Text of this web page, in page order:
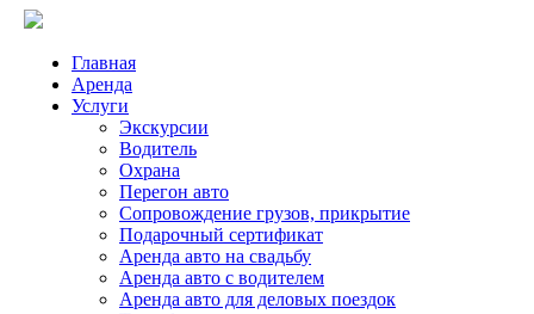
Главная
Аренда
Услуги
Экскурсии
Водитель
Охрана
Перегон авто
Сопровождение грузов, прикрытие
Подарочный сертификат
Аренда авто на свадьбу
Аренда авто с водителем
Аренда авто для деловых поездок